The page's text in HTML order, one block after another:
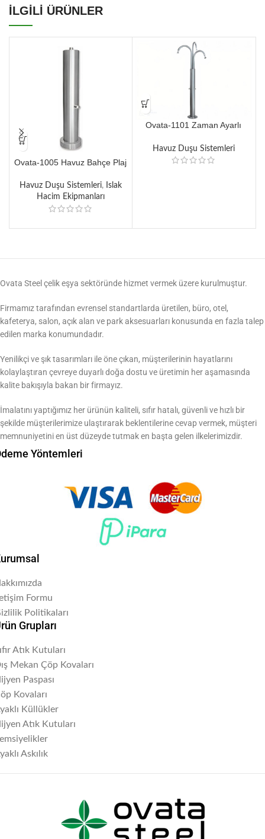
İLGİLİ ÜRÜNLER
Ovata-1005 Havuz Bahçe Plaj
Havuz Duşu Sistemleri, Islak
Hacim Ekipmanları
Ovata-1101 Zaman Ayarlı
Havuz Duşu Sistemleri
Ovata Steel çelik eşya sektöründe hizmet vermek üzere kurulmuştur.
Firmamız tarafından evrensel standartlarda üretilen, büro, otel,
kafeterya, salon, açık alan ve park aksesuarları konusunda en fazla talep
edilen marka konumundadır.
Yenilikçi ve şık tasarımları ile öne çıkan, müşterilerinin hayatlarını
kolaylaştıran çevreye duyarlı doğa dostu ve üretimin her aşamasında
kalite bakışıyla bakan bir firmayız.
İmalatını yaptığımız her ürünün kaliteli, sıfır hatalı, güvenli ve hızlı bir
şekilde müşterilerimize ulaştırarak beklentilerine cevap vermek, müşteri
memnuniyetini en üst düzeyde tutmak en başta gelen ilkelerimizdir.
Yöntemleri
Formu
Politikaları
Grupları
Atık Kutuları
Mekan Çöp Kovaları
Paspası
Kovaları
Küllükler
Atık Kutuları
Askılık